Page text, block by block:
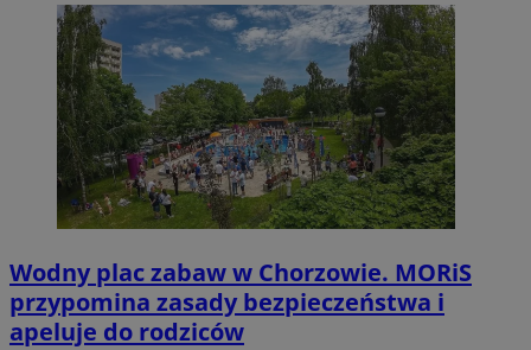
Wodny plac zabaw w Chorzowie. MORiS
przypomina zasady bezpieczeństwa i
apeluje do rodziców